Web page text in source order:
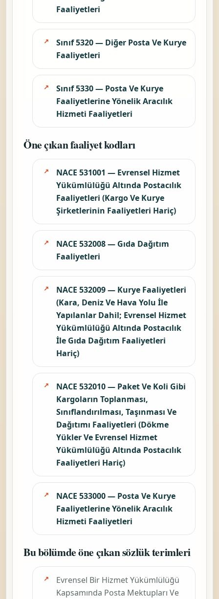
Faaliyetleri
Sınıf 5320 — Diğer Posta Ve Kurye
Faaliyetleri
Sınıf 5330 — Posta Ve Kurye
Faaliyetlerine Yönelik Aracılık
Hizmeti Faaliyetleri
Öne çıkan faaliyet kodları
NACE 531001 — Evrensel Hizmet
Yükümlülüğü Altında Postacılık
Faaliyetleri (Kargo Ve Kurye
Şirketlerinin Faaliyetleri Hariç)
NACE 532008 — Gıda Dağıtım
Faaliyetleri
NACE 532009 — Kurye Faaliyetleri
(Kara, Deniz Ve Hava Yolu İle
Yapılanlar Dahil; Evrensel Hizmet
Yükümlülüğü Altında Postacılık
İle Gıda Dağıtım Faaliyetleri
Hariç)
NACE 532010 — Paket Ve Koli Gibi
Kargoların Toplanması,
Sınıflandırılması, Taşınması Ve
Dağıtımı Faaliyetleri (Dökme
Yükler Ve Evrensel Hizmet
Yükümlülüğü Altında Postacılık
Faaliyetleri Hariç)
NACE 533000 — Posta Ve Kurye
Faaliyetlerine Yönelik Aracılık
Hizmeti Faaliyetleri
Bu bölümde öne çıkan sözlük terimleri
Evrensel Bir Hizmet Yükümlülüğü
Kapsamında Posta Mektupları Ve